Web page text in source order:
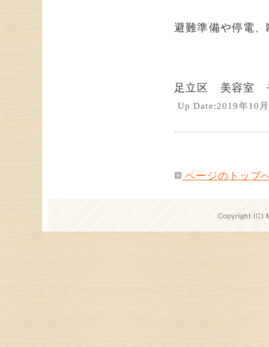
避難準備や停電
足立区 美容室
Up Date:2019年10
ページのトップ